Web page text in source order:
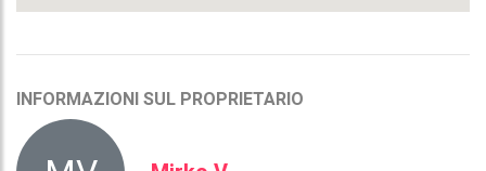
INFORMAZIONI SUL PROPRIETARIO